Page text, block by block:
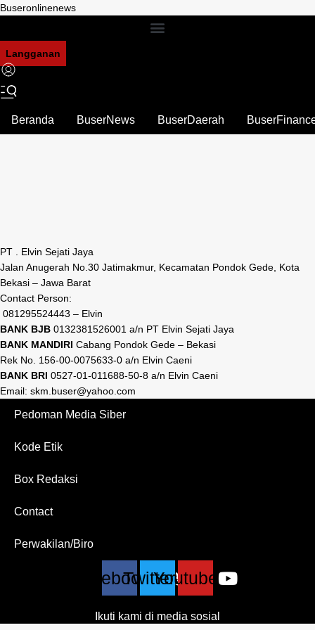
Buseronlinenews
Langganan
Beranda BuserNews BuserDaerah
PT . Elvin Sejati Jaya
Jalan Anugerah No.30 Jatimakmur, Kecamatan Pondok Gede, Kota
Bekasi – Jawa Barat
Contact Person:
081295524443 – Elvin
BANK BJB 0132381526001 a/n PT Elvin Sejati Jaya
BANK MANDIRI Cabang Pondok Gede – Bekasi
Rek No. 156-00-0075633-0 a/n Elvin Caeni
BANK BRI 0527-01-011688-50-8 a/n Elvin Caeni
Email: skm.buser@yahoo.com
Pedoman Media Siber
Kode Etik
Box Redaksi
Contact
Perwakilan/Biro
FacebookTwitterYoutube
Ikuti kami di media sosial